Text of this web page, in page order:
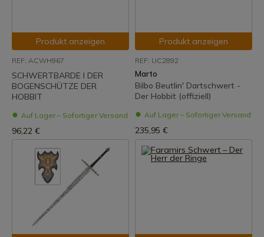
Produkt anzeigen
REF: ACWH967
SCHWERTBARDE I DER
BOGENSCHÜTZE DER
HOBBIT
Auf Lager – Sofortiger Versand
96,22 €
Produkt anzeigen
REF: UC2892
Marto
Bilbo Beutlin' Dartschwert -
Der Hobbit (offiziell)
Auf Lager – Sofortiger Versand
235,95 €